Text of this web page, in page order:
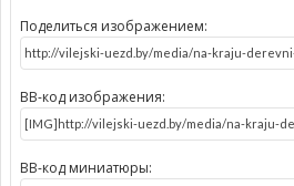
Поделиться изображением:
BB-код изображения:
BB-код миниатюры: